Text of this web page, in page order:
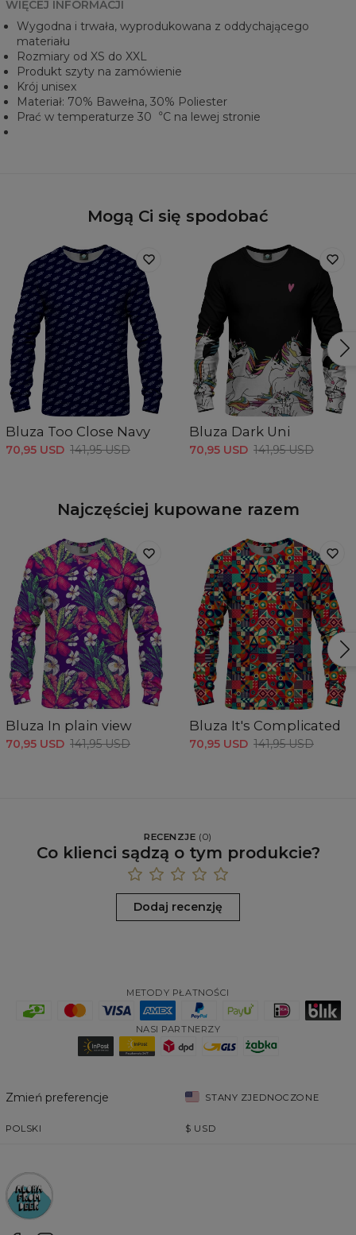
WIĘCEJ INFORMACJI
Wygodna i trwała, wyprodukowana z oddychającego
materiału
Rozmiary od XS do XXL
Produkt szyty na zamówienie
Krój unisex
Materiał: 70% Bawełna, 30% Poliester
Prać w temperaturze 30︒C na lewej stronie
Mogą Ci się spodobać
Bluza Too Close Navy
70,95 USD 141,95 USD
Bluza Dark Uni
70,95 USD 141,95 USD
Najczęściej kupowane razem
Bluza In plain view
70,95 USD 141,95 USD
Bluza It's Complicated
70,95 USD 141,95 USD
RECENZJE (0)
Co klienci sądzą o tym produkcie?
Dodaj recenzję
METODY PŁATNOŚCI
NASI PARTNERZY
Zmień preferencje STANY ZJEDNOCZONE
POLSKI $ USD